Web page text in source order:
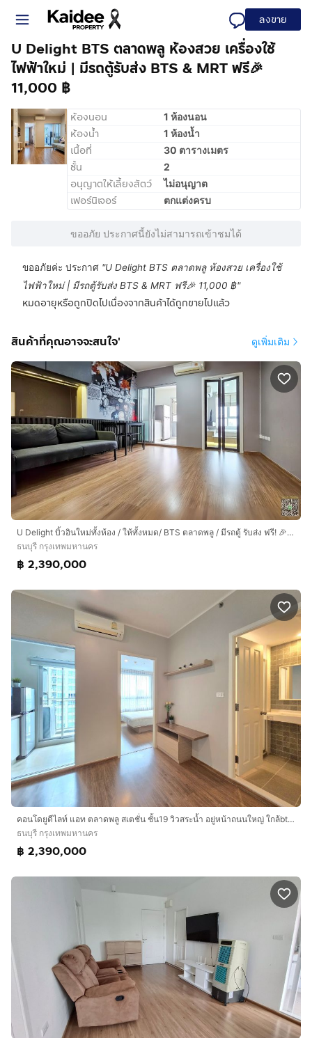
ลงขาย
U Delight BTS ตลาดพลู ห้องสวย เครื่องใช้
ไฟฟ้าใหม่ | มีรถตู้รับส่ง BTS & MRT ฟรี🎉
11,000 ฿
ห้องนอน 1 ห้องนอน
ห้องน้ำ 1 ห้องน้ำ
เนื้อที่ 30 ตารางเมตร
ชั้น 2
อนุญาตให้เลี้ยงสัตว์ ไม่อนุญาต
เฟอร์นิเจอร์ ตกแต่งครบ
ขออภัย ประกาศนี้ยังไม่สามารถเข้าชมได้
ขออภัยค่ะ ประกาศ "U Delight BTS ตลาดพลู ห้องสวย เครื่องใช้
ไฟฟ้าใหม่ | มีรถตู้รับส่ง BTS & MRT ฟรี🎉 11,000 ฿"
หมดอายุหรือถูกปิดไปเนื่องจากสินค้าได้ถูกขายไปแล้ว
สินค้าที่คุณอาจจะสนใจ' ดูเพิ่มเติม
U Delight บิ้วอินใหม่ทั้งห้อง / ให้ทั้งหมด/ BTS ตลาดพลู / มีรถตู้ รับส่ง ฟรี! 🎉 ขาย 2.39 ลบ. ฟรี ทุกคชจ.!!
ธนบุรี กรุงเทพมหานคร
฿ 2,390,000
คอนโดยูดีไลท์ แอท ตลาดพลู สเตชั่น ชั้น19 วิวสระน้ำ อยู่หน้าถนนใหญ่ ใกล้bts mrt ห้างเดอะมอล์ท่าพระ มินิบิ๊กซี โลตัส ตลาดนัด
ธนบุรี กรุงเทพมหานคร
฿ 2,390,000